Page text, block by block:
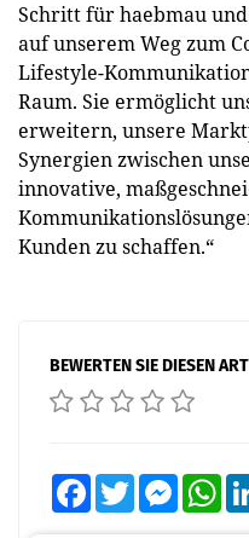
Schritt für haebmau
auf unserem Weg zum
Lifestyle-
Raum. Sie ermöglicht
erweitern, unsere
Synergien zwischen
innovative,
Kunden zu schaffen.“
BEWERTEN SIE DIESEN
FacebookTwitter Messenger